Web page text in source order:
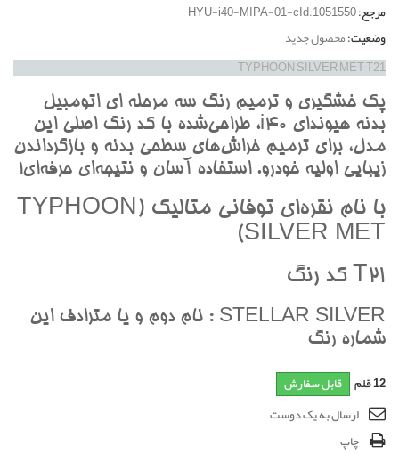
مرجع:HYU-i40-MIPA-01-cId:1051550
وضعیت:محصول جدید
TYPHOON SILVER MET T21
پک خشگيري و ترميم رنگ سه مرحله اي اتومبيل
بدنه هيونداي i40، طراحي‌شده با کد رنگ اصلي اين
مدل، براي ترميم خراش‌هاي سطحي بدنه و بازگرداندن
زيبايي اوليه خودرو. استفاده آسان و نتيجه‌اي حرفه‌اي!
با نام نقره‌اي توفاني متاليک (TYPHOON
SILVER MET)
T21 کد رنگ
STELLAR SILVER : نام دوم و يا مترادف اين
شماره رنگ
12قلم قابل سفارش
ارسال به یک دوست
چاپ